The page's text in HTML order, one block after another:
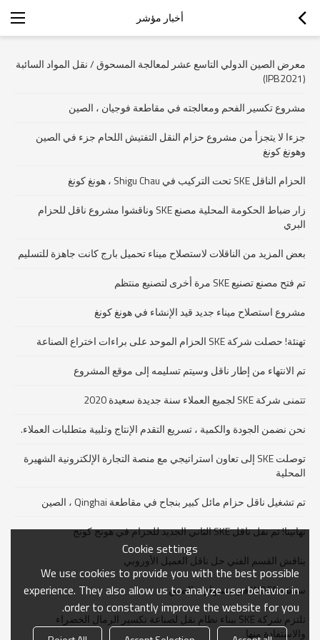
أخبار مؤشر
معرض الصين الدولي التاسع عشر لمعالجة المسحوق / نقل المواد السائبة
(IPB2021)
مشروع تكسير الفحم ومعالجته في مقاطعة فوجيان ، الصين
جزءا لا يتجزأ من مشروع حزام النقل التفتيش اللحام جزء في الصين
وهونغ كونغ
الحزام الناقل SKE تحت التركيب في Shigu Chau ، هونغ كونغ
زار ضباط الحكومة المحلية مصنع SKE وناقشوا مشروع ناقل للحزام
البري
بعض المزيد من الناقلات لاستصلاح ميناء تحميل بارج كانت جاهزة للتسليم
تم فتح مصنع تصنيع SKE مرة أخرى لتصنيع منتظم
مشروع استصلاح ميناء جديد قيد الإنشاء في هونغ كونغ
تهنئة! حصلت شركة SKE الحزام الموحد على براءات اختراع الصناعة
تم الانتهاء من إطار ناقل وسيتم تسليمه إلى موقع المشروع
تتمنى شركة SKE لجميع العملاء سنة جديدة سعيدة 2020
نحن نضمن الجودة والكمية ، تسريع التقدم الإنتاج وتلبية متطلبات العملاء.
توصلت SKE إلى تعاون استراتيجي مع منصة التجارة الإلكترونية الشهيرة
المحلية
تم تشغيل ناقل حزام مائل كبير بنجاح في مقاطعة Qinghai ، الصين
تهانينا! تم نقل ناقل SKE الثاني الجديد للحزام في هونج كونج
يناقش القسم الفني حل ناقل العميل الأوروبي
ستعقد WOCA في شنغهاي ، الصين
تلتزم شركة SKE ببناء نظام نقل لصناعة تكسير الرمال الخضراء
والاستفادة منها
Cookie settings
We use cookies to provide you with the best possible
experience. They also allow us to analyze user behavior in
order to constantly improve the website for you.